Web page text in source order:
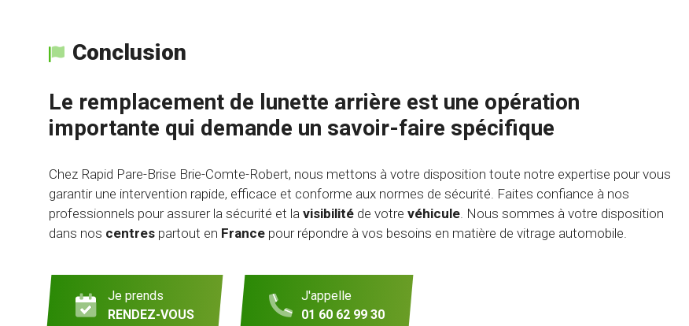
Conclusion
Le remplacement de lunette arrière est une opération
importante qui demande un savoir-faire spécifique
Chez Rapid Pare-Brise Brie-Comte-Robert, nous mettons à votre disposition toute notre expertise pour vous
garantir une intervention rapide, efficace et conforme aux normes de sécurité. Faites confiance à nos
professionnels pour assurer la sécurité et la visibilité de votre véhicule. Nous sommes à votre disposition
dans nos centres partout en France pour répondre à vos besoins en matière de vitrage automobile.
Je prends
RENDEZ-VOUS
J'appelle
01 60 62 99 30